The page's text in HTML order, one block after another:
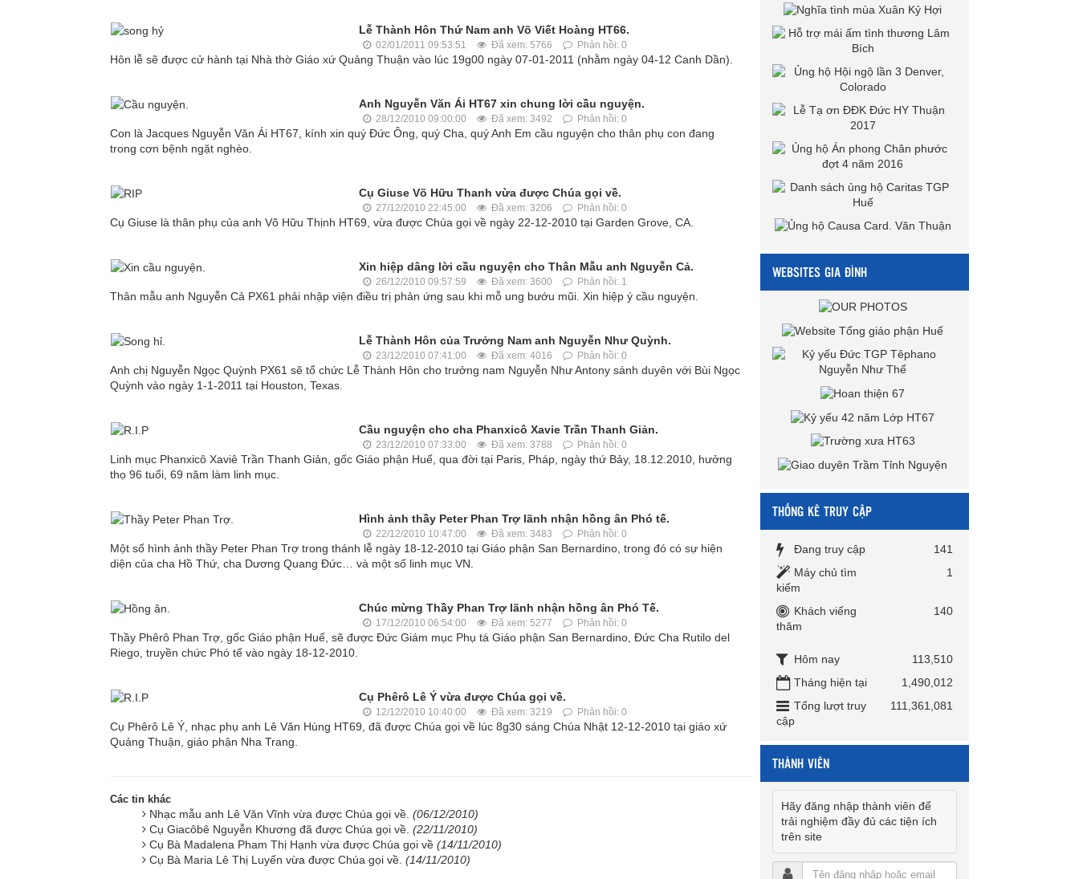
Lễ Thành Hôn Thứ Nam anh Võ Viết Hoàng HT66.
02/01/2011 09:53:51 Đã xem: 5766 Phản hồi: 0
Hôn lễ sẽ được cử hành tại Nhà thờ Giáo xứ Quảng Thuận vào lúc 19g00 ngày 07-01-2011 (nhằm ngày 04-12 Canh Dần).
Anh Nguyễn Văn Ái HT67 xin chung lời cầu nguyện.
28/12/2010 09:00:00 Đã xem: 3492 Phản hồi: 0
Con là Jacques Nguyễn Văn Ái HT67, kính xin quý Đức Ông, quý Cha, quý Anh Em cầu nguyện cho thân phụ con đang
trong cơn bệnh ngặt nghèo.
Cụ Giuse Võ Hữu Thanh vừa được Chúa gọi về.
27/12/2010 22:45:00 Đã xem: 3206 Phản hồi: 0
Cụ Giuse là thân phụ của anh Võ Hữu Thịnh HT69, vừa được Chúa gọi về ngày 22-12-2010 tại Garden Grove, CA.
Xin hiệp dâng lời cầu nguyện cho Thân Mẫu anh Nguyễn Cả.
26/12/2010 09:57:59 Đã xem: 3600 Phản hồi: 1
Thân mẫu anh Nguyễn Cả PX61 phải nhập viện điều trị phản ứng sau khi mỗ ung bướu mũi. Xin hiệp ý cầu nguyện.
Lễ Thành Hôn của Trưởng Nam anh Nguyễn Như Quỳnh.
23/12/2010 07:41:00 Đã xem: 4016 Phản hồi: 0
Anh chị Nguyễn Ngọc Quỳnh PX61 sẽ tổ chức Lễ Thành Hôn cho trưởng nam Nguyễn Như Antony sánh duyên với Bùi Ngọc
Quỳnh vào ngày 1-1-2011 tại Houston, Texas.
Cầu nguyện cho cha Phanxicô Xavie Trần Thanh Giản.
23/12/2010 07:33:00 Đã xem: 3788 Phản hồi: 0
Linh mục Phanxicô Xaviê Trần Thanh Giản, gốc Giáo phận Huế, qua đời tại Paris, Pháp, ngày thứ Bảy, 18.12.2010, hưởng
thọ 96 tuổi, 69 năm làm linh mục.
Hình ảnh thầy Peter Phan Trợ lãnh nhận hồng ân Phó tế.
22/12/2010 10:47:00 Đã xem: 3483 Phản hồi: 0
Một số hình ảnh thầy Peter Phan Trợ trong thánh lễ ngày 18-12-2010 tại Giáo phận San Bernardino, trong đó có sự hiện
diện của cha Hồ Thứ, cha Dương Quang Đức… và một số linh mục VN.
Chúc mừng Thầy Phan Trợ lãnh nhận hồng ân Phó Tế.
17/12/2010 06:54:00 Đã xem: 5277 Phản hồi: 0
Thầy Phêrô Phan Trợ, gốc Giáo phận Huế, sẽ được Đức Giám mục Phụ tá Giáo phận San Bernardino, Đức Cha Rutilo del
Riego, truyền chức Phó tế vào ngày 18-12-2010.
Cụ Phêrô Lê Ý vừa được Chúa gọi về.
12/12/2010 10:40:00 Đã xem: 3219 Phản hồi: 0
Cụ Phêrô Lê Ý, nhạc phụ anh Lê Văn Hùng HT69, đã được Chúa gọi về lúc 8g30 sáng Chúa Nhật 12-12-2010 tại giáo xứ
Quảng Thuận, giáo phận Nha Trang.
Các tin khác
Nhạc mẫu anh Lê Văn Vĩnh vừa được Chúa gọi về. (06/12/2010)
Cụ Giacôbê Nguyễn Khương đã được Chúa gọi về. (22/11/2010)
Cụ Bà Madalena Pham Thị Hạnh vừa được Chúa gọi về (14/11/2010)
Cụ Bà Maria Lê Thị Luyến vừa được Chúa gọi về. (14/11/2010)
WEBSITES GIA ĐÌNH
THỐNG KÊ TRUY CẬP
Đang truy cập
141
Máy chủ tìm
kiếm
1
Khách viếng
thăm
140
Hôm nay
113,510
Tháng hiện tại
1,490,012
Tổng lượt truy
cập
111,361,081
THÀNH VIÊN
Hãy đăng nhập thành viên để
trải nghiệm đầy đủ các tiện ích
trên site